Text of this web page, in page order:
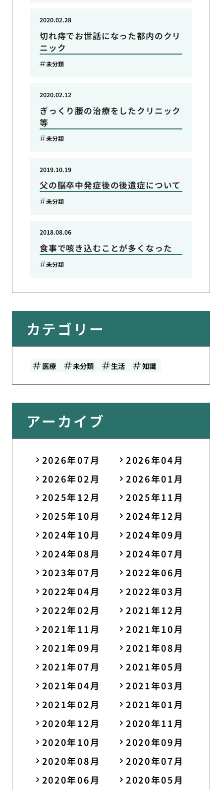
切れ痔でお世話になった都内のクリ
ニック
2020.02.28
未分類
ぎっくり腰の治療をしたクリニック
等
2020.02.12
未分類
父の脳卒中発症後の後遺症について
2019.10.19
未分類
食事で咳き込むことが多くなった
2018.08.06
未分類
カテゴリー
医療 未分類 生活 知識
アーカイブ
2026年07月
2026年04月
2026年02月
2026年01月
2025年12月
2025年11月
2025年10月
2024年12月
2024年10月
2024年09月
2024年08月
2024年07月
2023年07月
2022年06月
2022年04月
2022年03月
2022年02月
2021年12月
2021年11月
2021年10月
2021年09月
2021年08月
2021年07月
2021年05月
2021年04月
2021年03月
2021年02月
2021年01月
2020年12月
2020年11月
2020年10月
2020年09月
2020年08月
2020年07月
2020年06月
2020年05月